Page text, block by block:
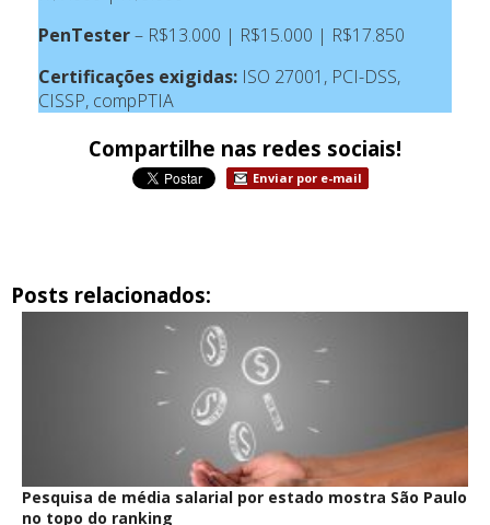
PenTester– R$13.000 | R$15.000 | R$17.850
Certificações exigidas: ISO 27001, PCI-DSS,
CISSP, compPTIA
Compartilhe nas redes sociais!
Enviar por e-mail
Posts relacionados:
Pesquisa de média salarial por estado mostra São Paulo
no topo do ranking